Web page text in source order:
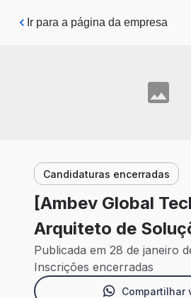
Pular para o conteúdo principal
Ir para a página da empresa
Candidaturas encerradas
[Ambev Global
Arquiteto de
Publicada em 28 de janeiro
Inscrições encerradas
Compartilhar